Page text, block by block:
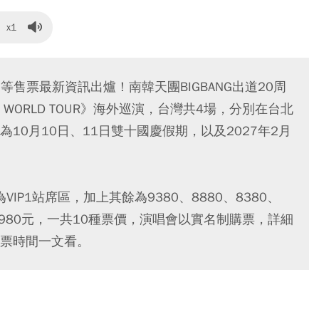
x1
售票最新資訊出爐！南韓天團BIGBANG出道20周
TOUR》海外巡演，台灣共4場，分別在台北
10月10日、11日雙十國慶假期，以及2027年2月
站席區，加上其餘為9380、8880、8380、
元，一共10種票價，演唱會以實名制購票，詳細
時間一文看。